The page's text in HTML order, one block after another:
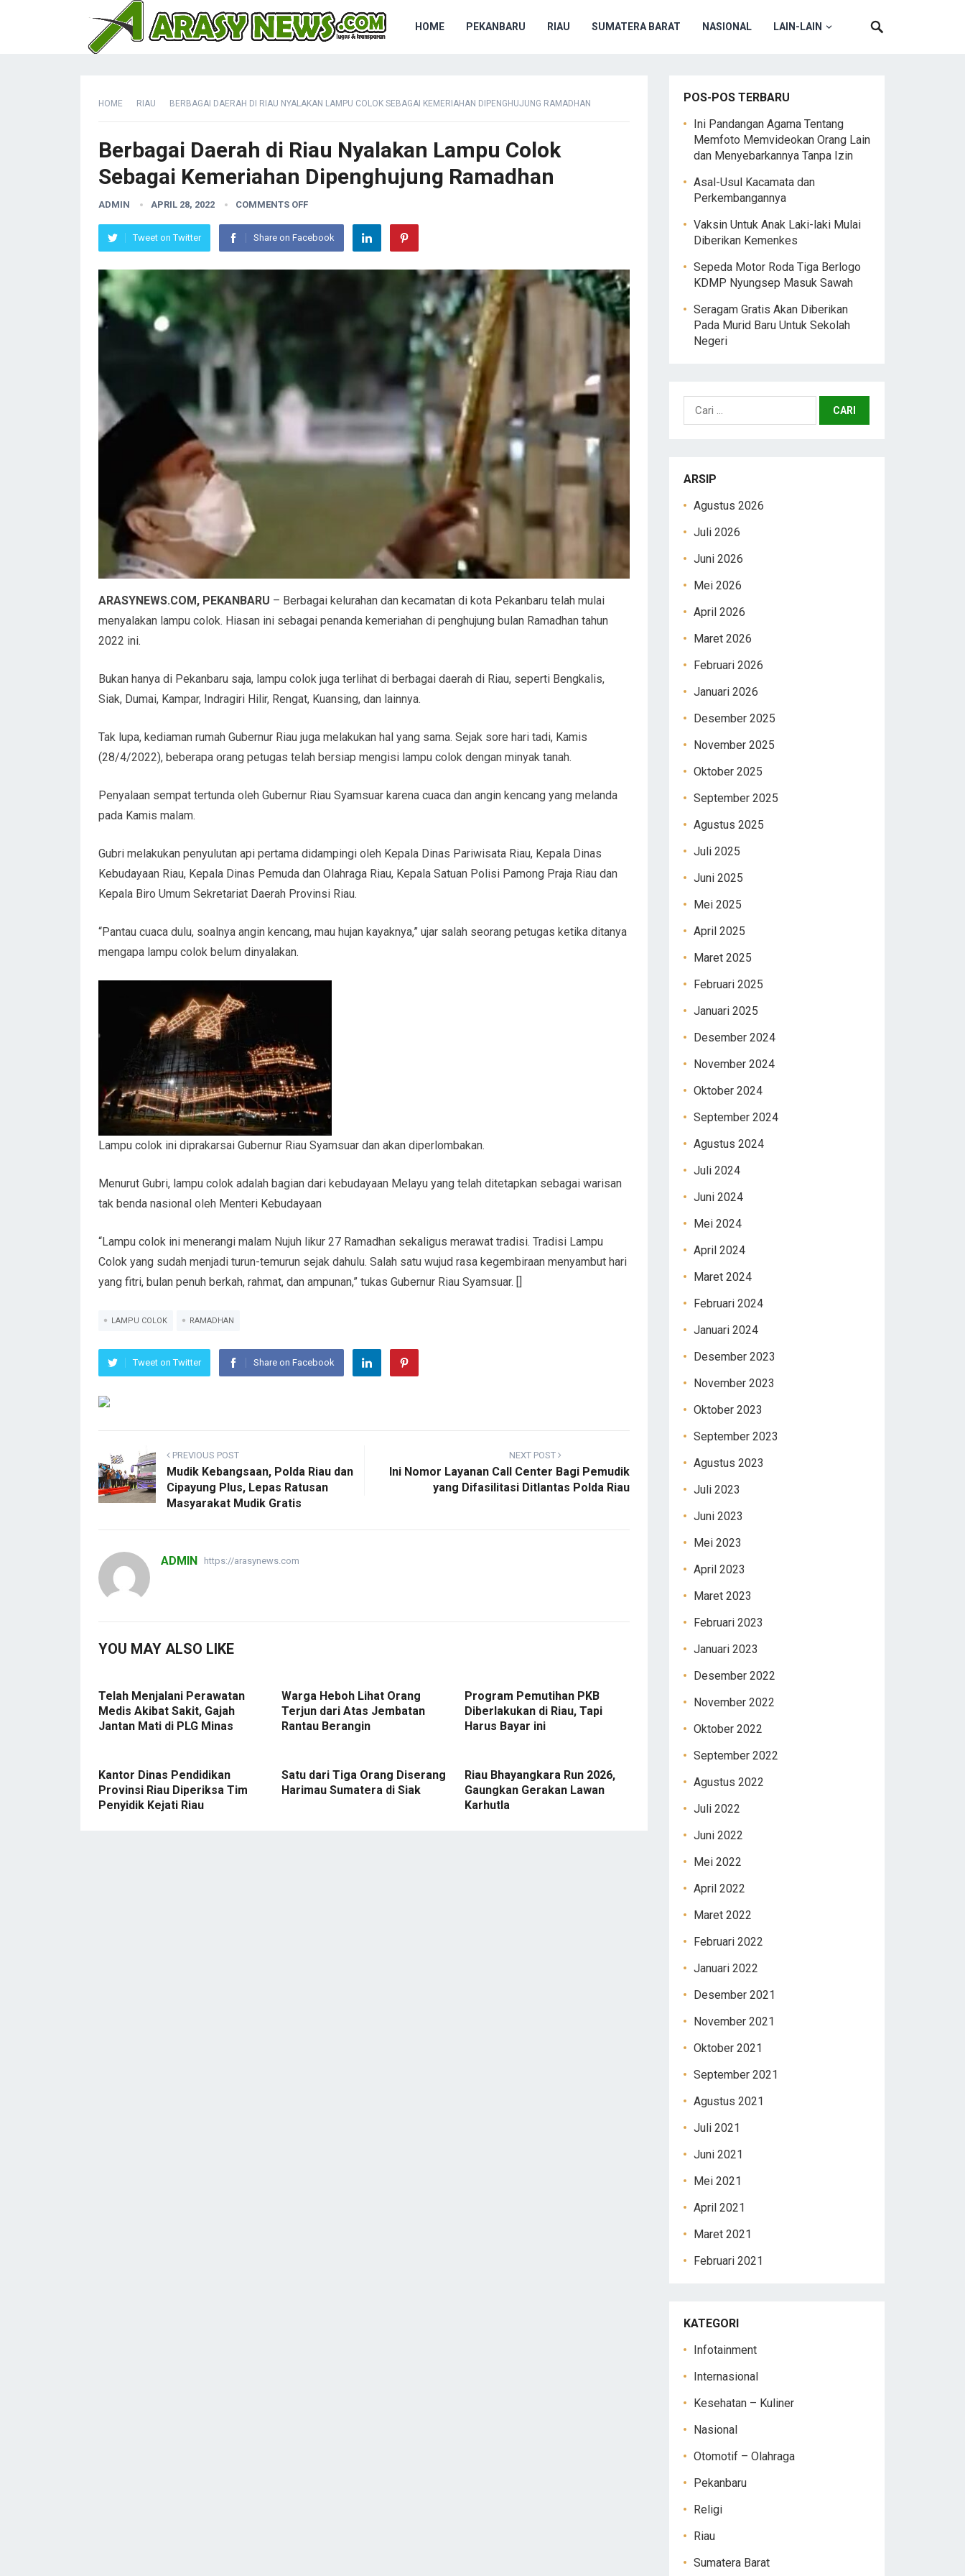
HOME PEKANBARU RIAU SUMATERA BARAT NASIONAL LAIN-LAIN
HOME RIAU BERBAGAI DAERAH DI RIAU NYALAKAN LAMPU COLOK SEBAGAI KEMERIAHAN DIPENGHUJUNG RAMADHAN
Berbagai Daerah di Riau Nyalakan Lampu Colok
Sebagai Kemeriahan Dipenghujung Ramadhan
ADMIN APRIL 28, 2022 COMMENTS OFF
Tweet on Twitter Share on Facebook
ARASYNEWS.COM, PEKANBARU – Berbagai kelurahan dan kecamatan di kota Pekanbaru telah mulai
menyalakan lampu colok. Hiasan ini sebagai penanda kemeriahan di penghujung bulan Ramadhan tahun
2022 ini.
Bukan hanya di Pekanbaru saja, lampu colok juga terlihat di berbagai daerah di Riau, seperti Bengkalis,
Siak, Dumai, Kampar, Indragiri Hilir, Rengat, Kuansing, dan lainnya.
Tak lupa, kediaman rumah Gubernur Riau juga melakukan hal yang sama. Sejak sore hari tadi, Kamis
(28/4/2022), beberapa orang petugas telah bersiap mengisi lampu colok dengan minyak tanah.
Penyalaan sempat tertunda oleh Gubernur Riau Syamsuar karena cuaca dan angin kencang yang melanda
pada Kamis malam.
Gubri melakukan penyulutan api pertama didampingi oleh Kepala Dinas Pariwisata Riau, Kepala Dinas
Kebudayaan Riau, Kepala Dinas Pemuda dan Olahraga Riau, Kepala Satuan Polisi Pamong Praja Riau dan
Kepala Biro Umum Sekretariat Daerah Provinsi Riau.
“Pantau cuaca dulu, soalnya angin kencang, mau hujan kayaknya,” ujar salah seorang petugas ketika ditanya
mengapa lampu colok belum dinyalakan.
Lampu colok ini diprakarsai Gubernur Riau Syamsuar dan akan diperlombakan.
Menurut Gubri, lampu colok adalah bagian dari kebudayaan Melayu yang telah ditetapkan sebagai warisan
tak benda nasional oleh Menteri Kebudayaan
“Lampu colok ini menerangi malam Nujuh likur 27 Ramadhan sekaligus merawat tradisi. Tradisi Lampu
Colok yang sudah menjadi turun-temurun sejak dahulu. Salah satu wujud rasa kegembiraan menyambut hari
yang fitri, bulan penuh berkah, rahmat, dan ampunan,” tukas Gubernur Riau Syamsuar. []
LAMPU COLOK RAMADHAN
Tweet on Twitter Share on Facebook
PREVIOUS POST
Mudik Kebangsaan, Polda Riau dan
Cipayung Plus, Lepas Ratusan
Masyarakat Mudik Gratis
NEXT POST
Ini Nomor Layanan Call Center Bagi Pemudik
yang Difasilitasi Ditlantas Polda Riau
ADMIN https://arasynews.com
YOU MAY ALSO LIKE
Telah Menjalani Perawatan
Medis Akibat Sakit, Gajah
Jantan Mati di PLG Minas
Warga Heboh Lihat Orang
Terjun dari Atas Jembatan
Rantau Berangin
Program Pemutihan PKB
Diberlakukan di Riau, Tapi
Harus Bayar ini
Kantor Dinas Pendidikan
Provinsi Riau Diperiksa Tim
Penyidik Kejati Riau
Satu dari Tiga Orang Diserang
Harimau Sumatera di Siak
Riau Bhayangkara Run 2026,
Gaungkan Gerakan Lawan
Karhutla
POS-POS TERBARU
Ini Pandangan Agama Tentang
Memfoto Memvideokan Orang Lain
dan Menyebarkannya Tanpa Izin
Asal-Usul Kacamata dan
Perkembangannya
Vaksin Untuk Anak Laki-laki Mulai
Diberikan Kemenkes
Sepeda Motor Roda Tiga Berlogo
KDMP Nyungsep Masuk Sawah
Seragam Gratis Akan Diberikan
Pada Murid Baru Untuk Sekolah
Negeri
Cari
untuk:
ARSIP
Agustus 2026
Juli 2026
Juni 2026
Mei 2026
April 2026
Maret 2026
Februari 2026
Januari 2026
Desember 2025
November 2025
Oktober 2025
September 2025
Agustus 2025
Juli 2025
Juni 2025
Mei 2025
April 2025
Maret 2025
Februari 2025
Januari 2025
Desember 2024
November 2024
Oktober 2024
September 2024
Agustus 2024
Juli 2024
Juni 2024
Mei 2024
April 2024
Maret 2024
Februari 2024
Januari 2024
Desember 2023
November 2023
Oktober 2023
September 2023
Agustus 2023
Juli 2023
Juni 2023
Mei 2023
April 2023
Maret 2023
Februari 2023
Januari 2023
Desember 2022
November 2022
Oktober 2022
September 2022
Agustus 2022
Juli 2022
Juni 2022
Mei 2022
April 2022
Maret 2022
Februari 2022
Januari 2022
Desember 2021
November 2021
Oktober 2021
September 2021
Agustus 2021
Juli 2021
Juni 2021
Mei 2021
April 2021
Maret 2021
Februari 2021
KATEGORI
Infotainment
Internasional
Kesehatan – Kuliner
Nasional
Otomotif – Olahraga
Pekanbaru
Religi
Riau
Sumatera Barat